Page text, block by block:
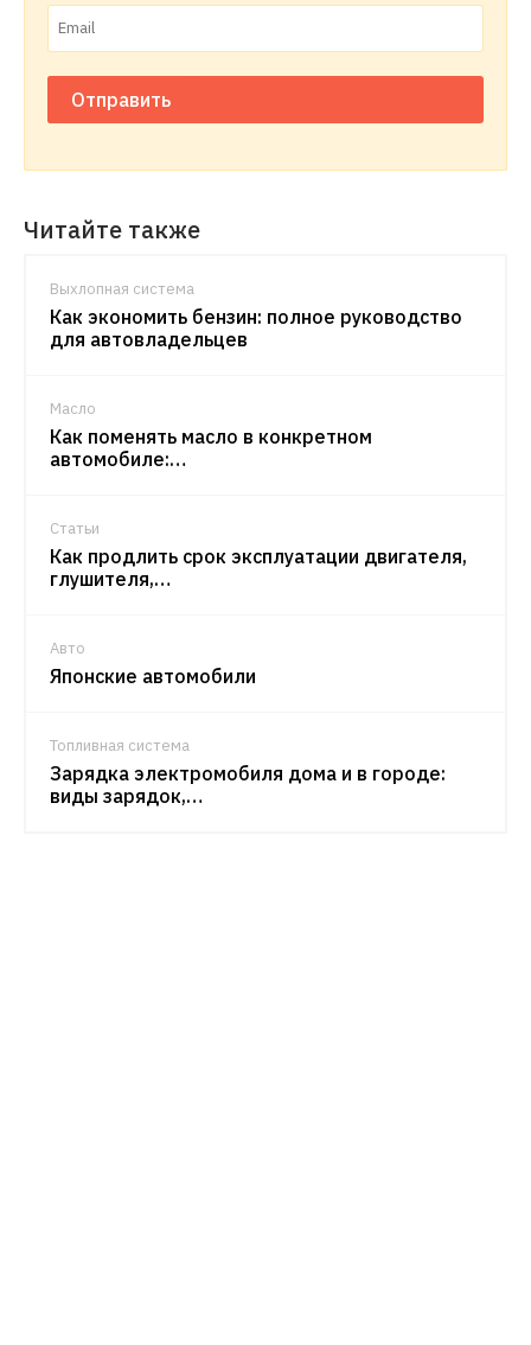
Отправить
Читайте также
Выхлопная система
Как экономить бензин: полное руководство
для автовладельцев
Масло
Как поменять масло в конкретном
автомобиле:…
Статьи
Как продлить срок эксплуатации двигателя,
глушителя,…
Авто
Японские автомобили
Топливная система
Зарядка электромобиля дома и в городе:
виды зарядок,…